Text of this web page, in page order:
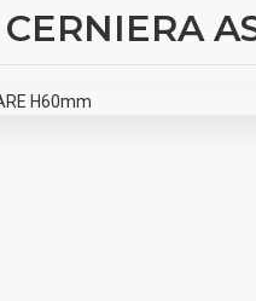
CERNIERA